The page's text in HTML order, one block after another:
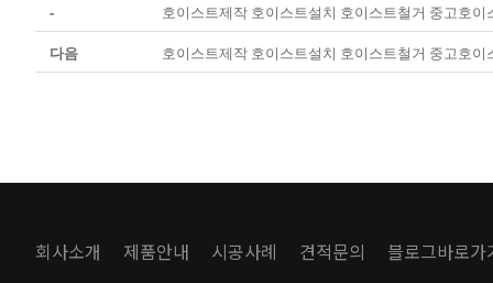
- 호이스트제작 호이스트설치 호이스트철거 중고호이
다음 호이스트제작 호이스트설치 호이스트철거 중고호이
회사소개 제품안내 시공사례 견적문의 블로그바로가